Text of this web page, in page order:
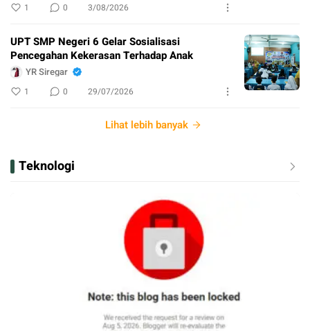
1 0 3/08/2026
UPT SMP Negeri 6 Gelar Sosialisasi
Pencegahan Kekerasan Terhadap Anak
YR Siregar
1 0 29/07/2026
Lihat lebih banyak
Teknologi